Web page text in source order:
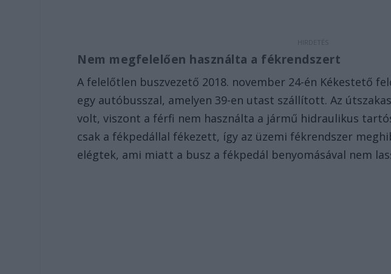
Nem megfelelően használta a fékrendszert
A felelőtlen buszvezető 2018. november 24-én Kékestető
egy autóbusszal, amelyen 39-en utast szállított. Az
volt, viszont a férfi nem használta a jármű hidraulikus
csak a fékpedállal fékezett, így az üzemi fékrendszer
elégtek, ami miatt a busz a fékpedál benyomásával nem